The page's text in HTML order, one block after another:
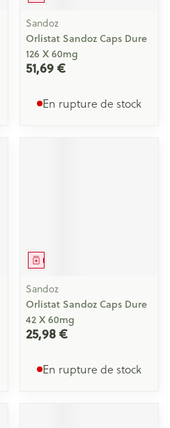
Sandoz
Orlistat Sandoz Caps Dure
126 X 60mg
51,69 €
En rupture de stock
Médicament
Sandoz
Orlistat Sandoz Caps Dure
42 X 60mg
25,98 €
En rupture de stock